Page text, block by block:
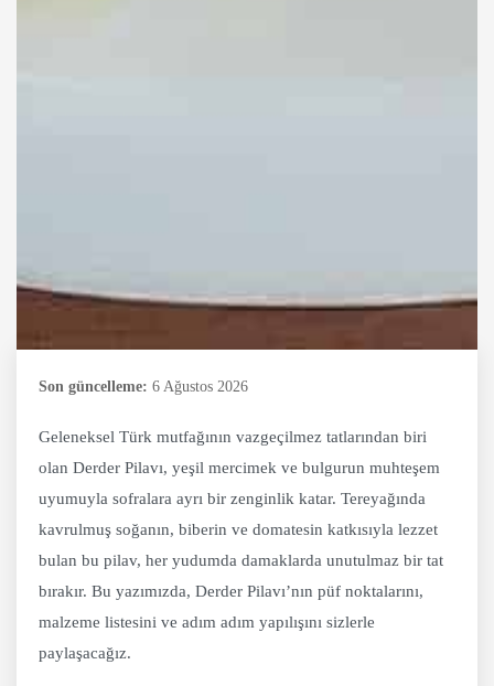
Son güncelleme: 6 Ağustos 2026
Geleneksel Türk mutfağının vazgeçilmez tatlarından biri
olan Derder Pilavı, yeşil mercimek ve bulgurun muhteşem
uyumuyla sofralara ayrı bir zenginlik katar. Tereyağında
kavrulmuş soğanın, biberin ve domatesin katkısıyla lezzet
bulan bu pilav, her yudumda damaklarda unutulmaz bir tat
bırakır. Bu yazımızda, Derder Pilavı’nın püf noktalarını,
malzeme listesini ve adım adım yapılışını sizlerle
paylaşacağız.